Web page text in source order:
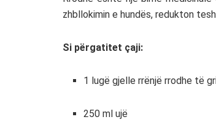
zhbllokimin e hundës, redukton
Si përgatitet çaji:
1 lugë gjelle rrënjë rrodhe të
250 ml ujë